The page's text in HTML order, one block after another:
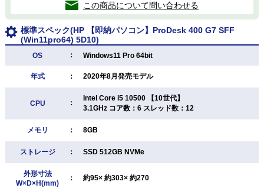
この商品について問い合わせる
標準スペック(HP 【即納パソコン】ProDesk 400 G7 SFF
(Win11pro64) 5D10)
OS ： Windows11 Pro 64bit
年式 ： 2020年8月発売モデル
CPU ：
Intel Core i5 10500 【10世代】
3.1GHz コア数：6 スレッド数：12
メモリ ： 8GB
ストレージ ： SSD 512GB NVMe
外形寸法
W×D×H(mm)
： 約95× 約303× 約270